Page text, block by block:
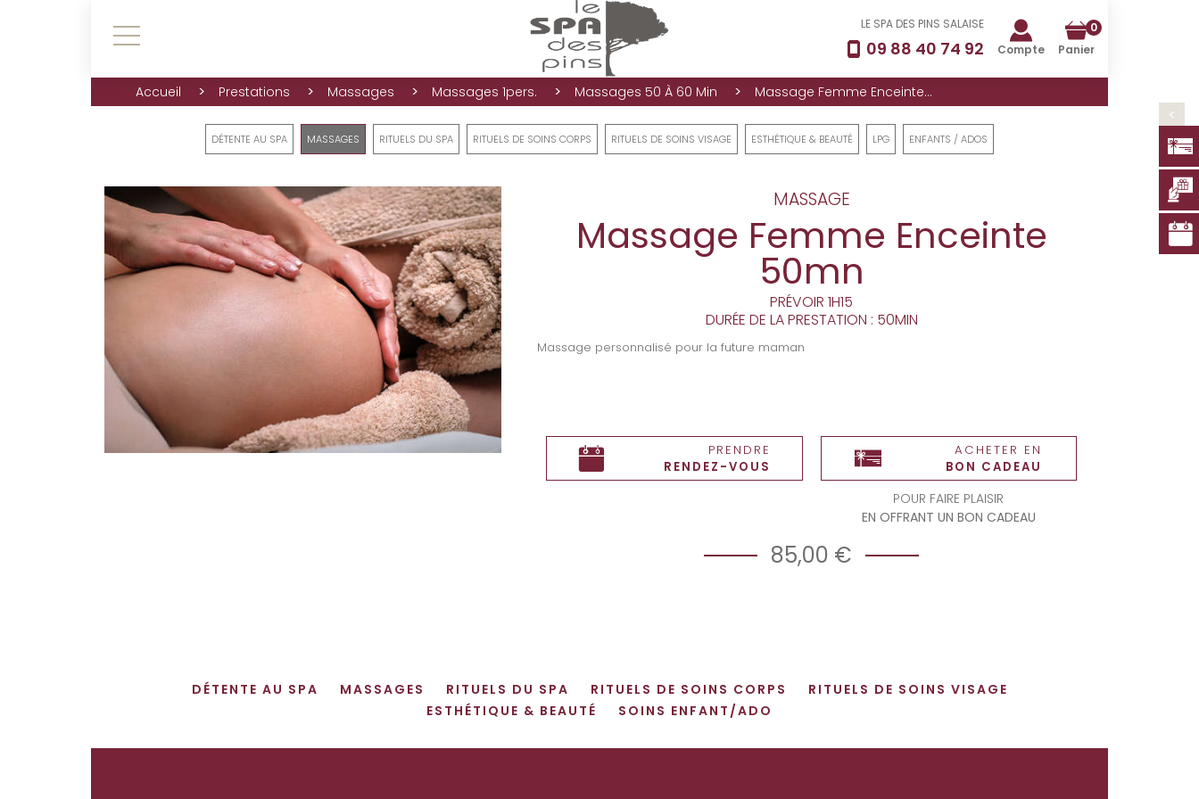
LE SPA DES PINS SALAISE
09 88 40 74 92 Compte
0
Panier
>
Accueil > Prestations > Massages > Massages 1pers. > Massages 50 À 60 Min > Massage Femme Enceinte...
DÉTENTE AU SPA MASSAGES RITUELS DU SPA RITUELS DE SOINS CORPS RITUELS DE SOINS VISAGE ESTHÉTIQUE & BEAUTÉ LPG ENFANTS / ADOS
MASSAGE
Massage Femme Enceinte
50mn
PRÉVOIR 1H15
DURÉE DE LA PRESTATION : 50MIN
Massage personnalisé pour la future maman
PRENDRE
RENDEZ-VOUS
ACHETER EN
BON CADEAU
POUR FAIRE PLAISIR
EN OFFRANT UN BON CADEAU
85,00 €
DÉTENTE AU SPA MASSAGES RITUELS DU SPA RITUELS DE SOINS CORPS
RITUELS DE SOINS VISAGE
ESTHÉTIQUE & BEAUTÉ
SOINS ENFANT/ADO